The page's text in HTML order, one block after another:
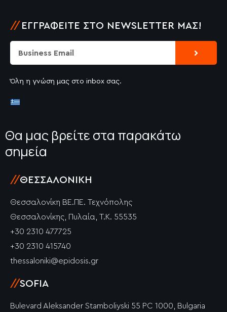
// ΕΓΓΡΑΦΕΊΤΕ ΣΤΟ NEWSLETTER ΜΑΣ!
Submit
Όλη η γνώση μας στο inbox σας.
Θα μας βρείτε στα παρακάτω
σημεία
//ΘΕΣΣΑΛΟΝΊΚΗ
Θεσσαλονίκη ΒΕ.ΠΕ. Τεχνόπολης
Θεσσαλονίκης, Πυλαία, Τ.Κ. 55535
+30 2310 477725
+30 2310 415740
thessaloniki@epidosis.gr
//SOFIA
Bulevard Aleksander Stamboliyski 55 PC 1000, Bulgaria